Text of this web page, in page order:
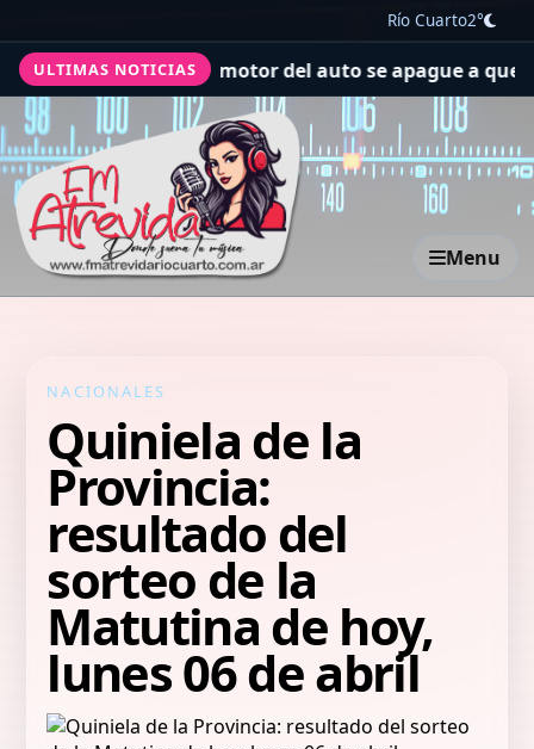
Río Cuarto2°
ULTIMAS NOTICIAS
veces que el motor del auto se apague a que el
Menu
NACIONALES
Quiniela de la
Provincia:
resultado del
sorteo de la
Matutina de hoy,
lunes 06 de abril